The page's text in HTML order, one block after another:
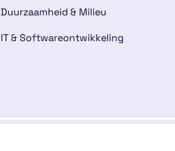
Duurzaamheid & Milieu
IT & Softwareontwikkeling